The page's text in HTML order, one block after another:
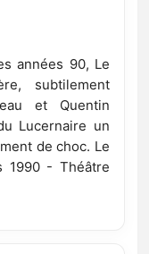
années 90, Le
subtilement
et Quentin
Lucernaire un
de choc. Le
1990 - Théâtre